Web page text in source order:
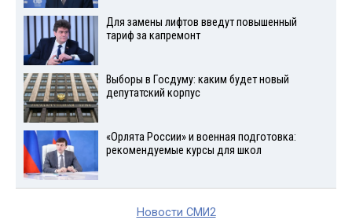
Для замены лифтов введут повышенный
тариф за капремонт
Выборы в Госдуму: каким будет новый
депутатский корпус
«Орлята России» и военная подготовка:
рекомендуемые курсы для школ
Новости СМИ2